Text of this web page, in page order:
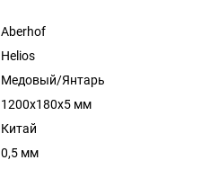
Aberhof
Helios
Медовый/Янтарь
1200x180х5 мм
Китай
0,5 мм